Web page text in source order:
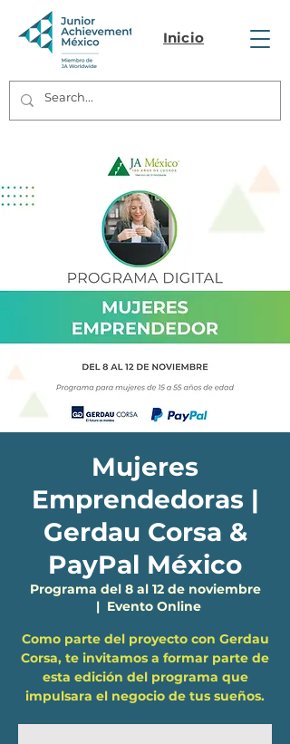
Inicio
Mujeres
Emprendedoras |
Gerdau Corsa &
PayPal México
Programa del 8 al 12 de noviembre
  |
Evento Online
Como parte del proyecto con Gerdau
Corsa, te invitamos a formar parte de
esta edición del programa que
impulsara el negocio de tus sueños.